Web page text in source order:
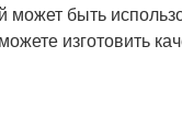
быть
изготовить